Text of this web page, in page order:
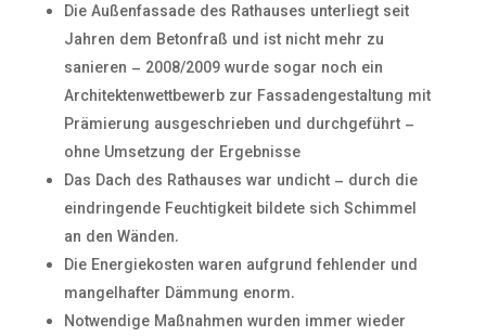
Die Außenfassade des Rathauses unterliegt seit
Jahren dem Betonfraß und ist nicht mehr zu
sanieren – 2008/2009 wurde sogar noch ein
Architektenwettbewerb zur Fassadengestaltung mit
Prämierung ausgeschrieben und durchgeführt –
ohne Umsetzung der Ergebnisse
Das Dach des Rathauses war undicht – durch die
eindringende Feuchtigkeit bildete sich Schimmel
an den Wänden.
Die Energiekosten waren aufgrund fehlender und
mangelhafter Dämmung enorm.
Notwendige Maßnahmen wurden immer wieder